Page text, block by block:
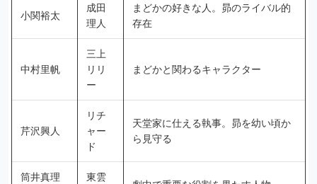
小関裕太
成田
理人
まどかの好きな人。昴のライバル的
存在
中村里帆
三上
リリ
ー
まどかと関わるキャラクター
芹沢興人
リチ
ャー
ド
天堂家に仕える執事。昴を幼い頃か
ら見守る
筒井真理
東雲